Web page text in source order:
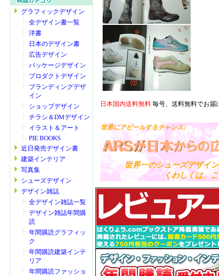
グラフィックデザイン
全デザイン書一覧
洋書
日本のデザイン書
広告デザイン
パッケージデザイン
プロダクトデザイン
ブランディングデザ
イン
ショップデザイン
チラシ＆DMデザイン
イラスト＆アート
PIE BOOKS
近日発売デザイン書
建築インテリア
写真集
シューズデザイン
デザイン雑誌
全デザイン雑誌一覧
デザイン雑誌年間購
読
年間購読グラフィッ
ク
年間購読建築インテ
リア
年間購読ファッショ
日本国内送料無料 毎号、送料無料でお届
世界にアピールするチャンス♪
世界一のシューズデザイ
くわしくは、